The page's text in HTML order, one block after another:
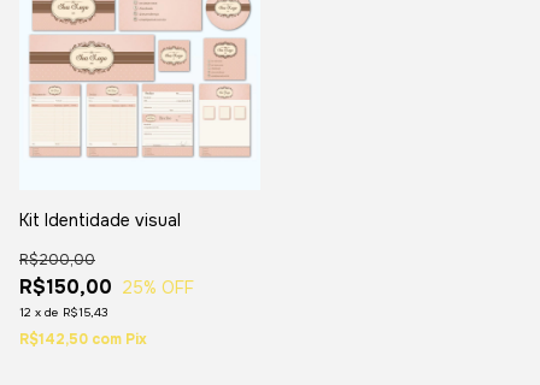
Kit Identidade visual
R$150,00
R$200,00
25% OFF
12 x de R$15,43
R$142,50 com Pix